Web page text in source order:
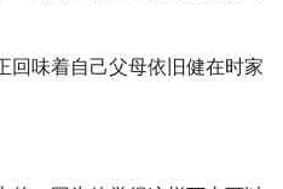
回味着自己父母依旧健在时家